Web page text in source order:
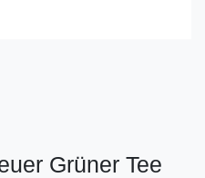
Grüner Tee